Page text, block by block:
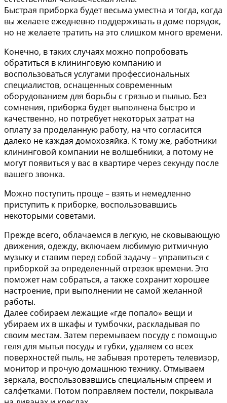
Быстрая приборка будет весьма уместна и тогда, когда
вы желаете ежедневно поддерживать в доме порядок,
но не желаете тратить на это слишком много времени.
Конечно, в таких случаях можно попробовать
обратиться в клининговую компанию и
воспользоваться услугами профессиональных
специалистов, оснащенных современным
оборудованием для борьбы с грязью и пылью. Без
сомнения, приборка будет выполнена быстро и
качественно, но потребует некоторых затрат на
оплату за проделанную работу, на что согласится
далеко не каждая домохозяйка. К тому же, работники
клининговой компании не волшебники, а потому не
могут появиться у вас в квартире через секунду после
вашего звонка.
Можно поступить проще – взять и немедленно
приступить к приборке, воспользовавшись
некоторыми советами.
Прежде всего, облачаемся в легкую, не сковывающую
движения, одежду, включаем любимую ритмичную
музыку и ставим перед собой задачу – управиться с
приборкой за определенный отрезок времени. Это
поможет нам собраться, а также сохранит хорошее
настроение, при выполнении не самой желанной
работы.
Далее собираем лежащие «где попало» вещи и
убираем их в шкафы и тумбочки, раскладывая по
своим местам. Затем перемываем посуду с помощью
геля для мытья посуды и губки, удаляем со всех
поверхностей пыль, не забывая протереть телевизор,
монитор и прочую домашнюю технику. Отмываем
зеркала, воспользовавшись специальным спреем и
салфетками. Потом поправляем постели, покрывала